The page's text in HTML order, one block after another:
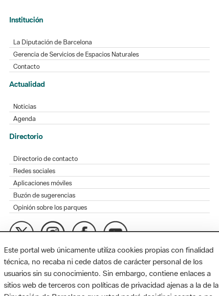
Institución
La Diputación de Barcelona
Gerencia de Servicios de Espacios Naturales
Contacto
Actualidad
Noticias
Agenda
Directorio
Directorio de contacto
Redes sociales
Aplicaciones móviles
Buzón de sugerencias
Opinión sobre los parques
MAPA WEB AVISO LEGAL ACCESIBILIDAD
Diputación de Barcelona. Edifici Llacuna, 1a planta. Badajoz, 49.
08005 Barcelona. Tel. 934 022 428 / xarxaparcs@diba.cat
Este portal web únicamente utiliza cookies propias con finalidad
técnica, no recaba ni cede datos de carácter personal de los
usuarios sin su conocimiento. Sin embargo, contiene enlaces a
sitios web de terceros con políticas de privacidad ajenas a la de la